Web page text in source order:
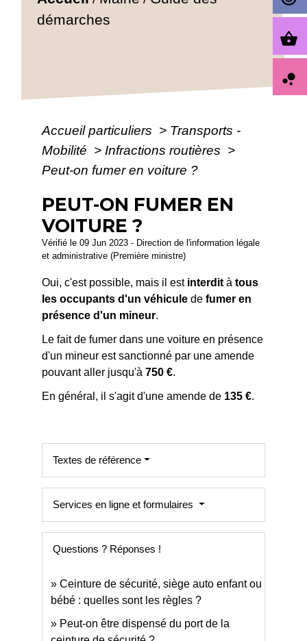
démarches
Accueil particuliers > Transports -
Mobilité > Infractions routières >
Peut-on fumer en voiture ?
PEUT-ON FUMER EN
VOITURE ?
Vérifié le 09 Jun 2023 - Direction de l'information légale
et administrative (Première ministre)
Oui, c'est possible, mais il est interdit àtous
les occupants d'un véhicule defumer en
présence d'un mineur.
Le fait de fumer dans une voiture en présence
d'un mineur est sanctionné par une amende
pouvant aller jusqu'à750 €.
En général, il s'agit d'une amende de 135 €.
Textes de référence
Services en ligne et formulaires
Questions ? Réponses !
Ceinture de sécurité, siège auto enfant ou
bébé : quelles sont les règles ?
Peut-on être dispensé du port de la
shopping_basket
bubble_chart